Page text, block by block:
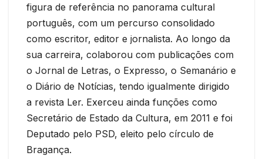
figura de referência no panorama cultural
português, com um percurso consolidado
como escritor, editor e jornalista. Ao longo da
sua carreira, colaborou com publicações com
o Jornal de Letras, o Expresso, o Semanário e
o Diário de Notícias, tendo igualmente dirigido
a revista Ler. Exerceu ainda funções como
Secretário de Estado da Cultura, em 2011 e foi
Deputado pelo PSD, eleito pelo círculo de
Bragança.